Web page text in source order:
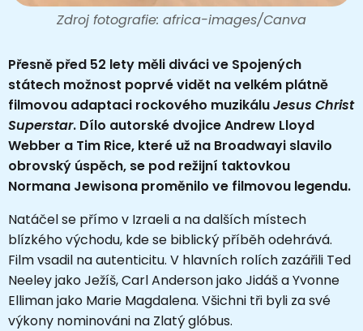
Zdroj fotografie: africa-images/Canva
Přesně před 52 lety měli diváci ve Spojených
státech možnost poprvé vidět na velkém plátně
filmovou adaptaci rockového muzikáluJesus Christ
Superstar. Dílo autorské dvojice Andrew Lloyd
Webber a Tim Rice, které už na Broadwayi slavilo
obrovský úspěch, se pod režijní taktovkou
Normana Jewisona proměnilo ve filmovou legendu.
Natáčel se přímo v Izraeli a na dalších místech
blízkého východu, kde se biblický příběh odehrává.
Film vsadil na autenticitu. V hlavních rolích zazářili Ted
Neeley jako Ježíš, Carl Anderson jako Jidáš a Yvonne
Elliman jako Marie Magdalena. Všichni tři byli za své
výkony nominováni na Zlatý glóbus.